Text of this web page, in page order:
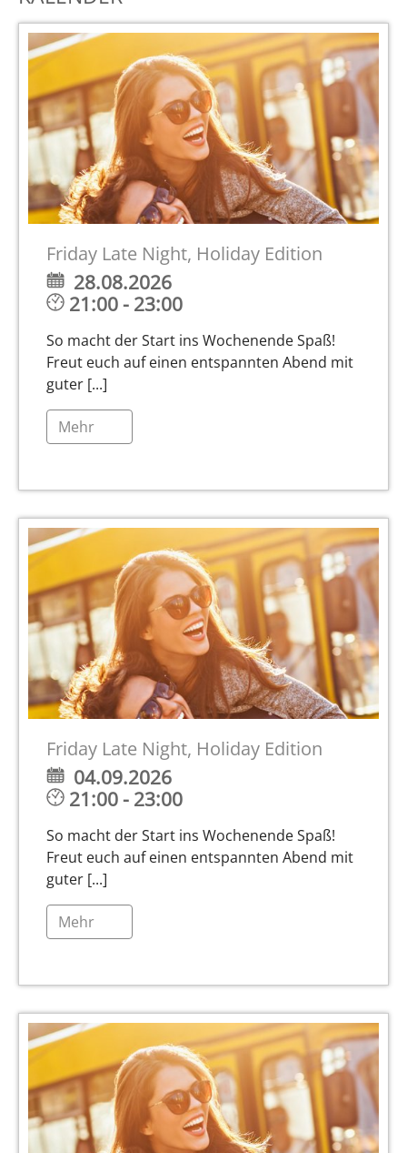
Friday Late Night, Holiday Edition
28.08.2026
21:00 - 23:00
So macht der Start ins Wochenende Spaß!
Freut euch auf einen entspannten Abend mit
guter [...]
Mehr
Friday Late Night, Holiday Edition
04.09.2026
21:00 - 23:00
So macht der Start ins Wochenende Spaß!
Freut euch auf einen entspannten Abend mit
guter [...]
Mehr